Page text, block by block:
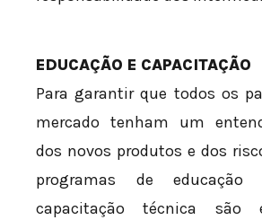
EDUCAÇÃO E CAPACITAÇÃO
Para garantir que todos os
mercado tenham um
dos novos produtos e dos
programas de educação
capacitação técnica são